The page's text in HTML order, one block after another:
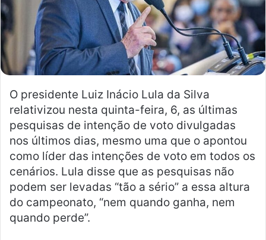
i
l
O presidente Luiz Inácio Lula da Silva
relativizou nesta quinta-feira, 6, as últimas
pesquisas de intenção de voto divulgadas
nos últimos dias, mesmo uma que o apontou
como líder das intenções de voto em todos os
cenários. Lula disse que as pesquisas não
podem ser levadas “tão a sério” a essa altura
do campeonato, “nem quando ganha, nem
quando perde”.